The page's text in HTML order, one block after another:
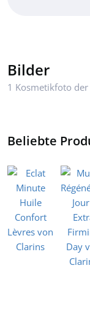
Bilder
1 Kosmetikfoto
Beliebte